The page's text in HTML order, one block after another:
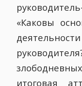
«Каковы
итоговая